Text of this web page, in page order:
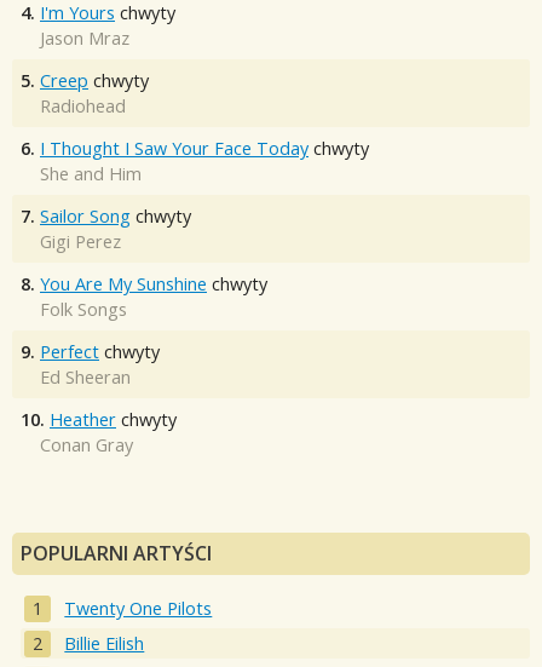
4. I'm Yours chwyty
Jason Mraz
5. Creep chwyty
Radiohead
6. I Thought I Saw Your Face Today chwyty
She and Him
7. Sailor Song chwyty
Gigi Perez
8. You Are My Sunshine chwyty
Folk Songs
9. Perfect chwyty
Ed Sheeran
10. Heather chwyty
Conan Gray
POPULARNI ARTYŚCI
Twenty One Pilots
Billie Eilish